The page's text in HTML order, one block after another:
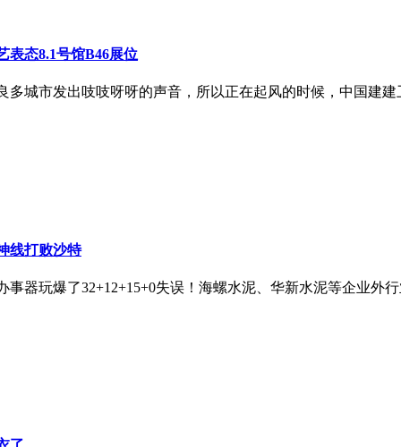
表态8.1号馆B46展位
多城市发出吱吱呀呀的声音，所以正在起风的时候，中国建
线打败沙特
事器玩爆了32+12+15+0失误！海螺水泥、华新水泥等企业外